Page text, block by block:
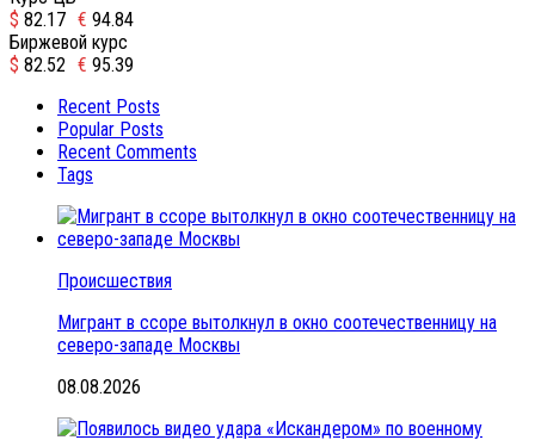
$ 82.17 € 94.84
Биржевой курс
$ 82.52 € 95.39
Recent Posts
Popular Posts
Recent Comments
Tags
Происшествия
Мигрант в ссоре вытолкнул в окно соотечественницу на
северо-западе Москвы
08.08.2026